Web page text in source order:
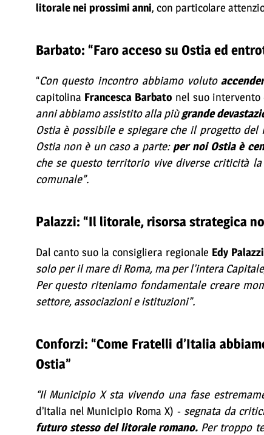
litorale nei prossimi anni, con particolare
Barbato: “Faro acceso su Ostia ed
“Con questo incontro abbiamo voluto
capitolina Francesca Barbato nel suo
anni abbiamo assistito alla piùgrande
Ostia è possibile e spiegare che il progetto del
Ostia non è un caso a parte:per noi Ostia è
che se questo territorio vive diverse criticità
comunale”.
Palazzi: “Il litorale, risorsa strategica
Dal canto suo la consigliera regionale Edy Palazzi
solo per il mare di Roma, ma per l’intera
Per questo riteniamo fondamentale creare
settore, associazioni e istituzioni”.
Conforzi: “Come Fratelli d’Italia
Ostia”
“Il Municipio X sta vivendo una fase
d’Italia nel Municipio Roma X) - segnata da
futuro stesso del litorale romano. Per troppo